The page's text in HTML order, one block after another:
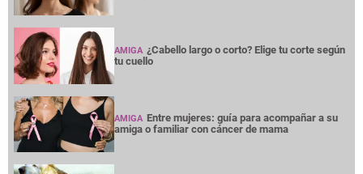
AMIGA ¿Cabello largo o corto? Elige tu corte según
tu cuello
AMIGA Entre mujeres: guía para acompañar a su
amiga o familiar con cáncer de mama